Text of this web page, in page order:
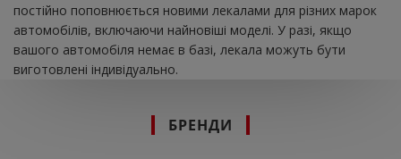
постійно поповнюється новими лекалами для різних марок
автомобілів, включаючи найновіші моделі. У разі, якщо
вашого автомобіля немає в базі, лекала можуть бути
виготовлені індивідуально.
БРЕНДИ